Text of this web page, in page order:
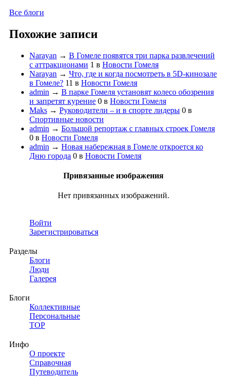
Все блоги
Похожие записи
Narayan → В Гомеле появятся три парка развлечений
с аттракционами 1 в Новости Гомеля
Narayan → Что, где и когда посмотреть в 5D-кинозале
в Гомеле? 11 в Новости Гомеля
admin → В парке Гомеля установят колесо обозрения
и запретят курение 0 в Новости Гомеля
Maks → Руководители – и в спорте лидеры 0 в
Спортивные новости
admin → Большой репортаж с главных строек Гомеля
0 в Новости Гомеля
admin → Новая набережная в Гомеле откроется ко
Дню города 0 в Новости Гомеля
Привязанные изображения
Нет привязанных изображений.
Войти
Зарегистрироваться
Разделы
Блоги
Люди
Галерея
Блоги
Коллективные
Персональные
TOP
Инфо
О проекте
Справочная
Путеводитель